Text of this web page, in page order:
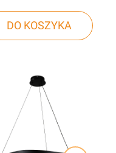
DO KOSZYKA